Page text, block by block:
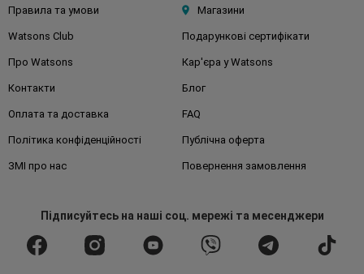
Правила та умови Магазини
Watsons Club Подарункові сертифікати
Про Watsons Кар'єра у Watsons
Контакти Блог
Оплата та доставка FAQ
Політика конфіденційності Публічна оферта
ЗМІ про нас Повернення замовлення
Підписуйтесьна наші соц. мережі та месенджери